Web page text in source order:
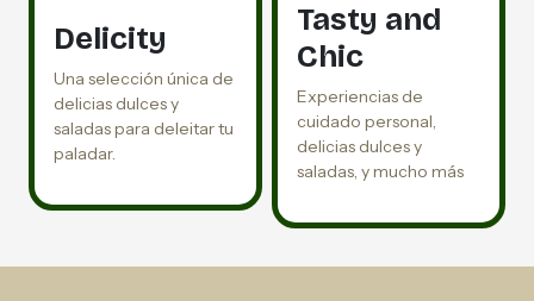
Delicity
Una selección única de
delicias dulces y
saladas para deleitar tu
paladar.
Tasty and
Chic
Experiencias de
cuidado personal,
delicias dulces y
saladas, y mucho más